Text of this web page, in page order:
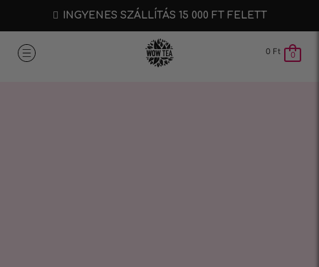
INGYENES SZÁLLÍTÁS 15 000 FT FELETT
0 Ft 0